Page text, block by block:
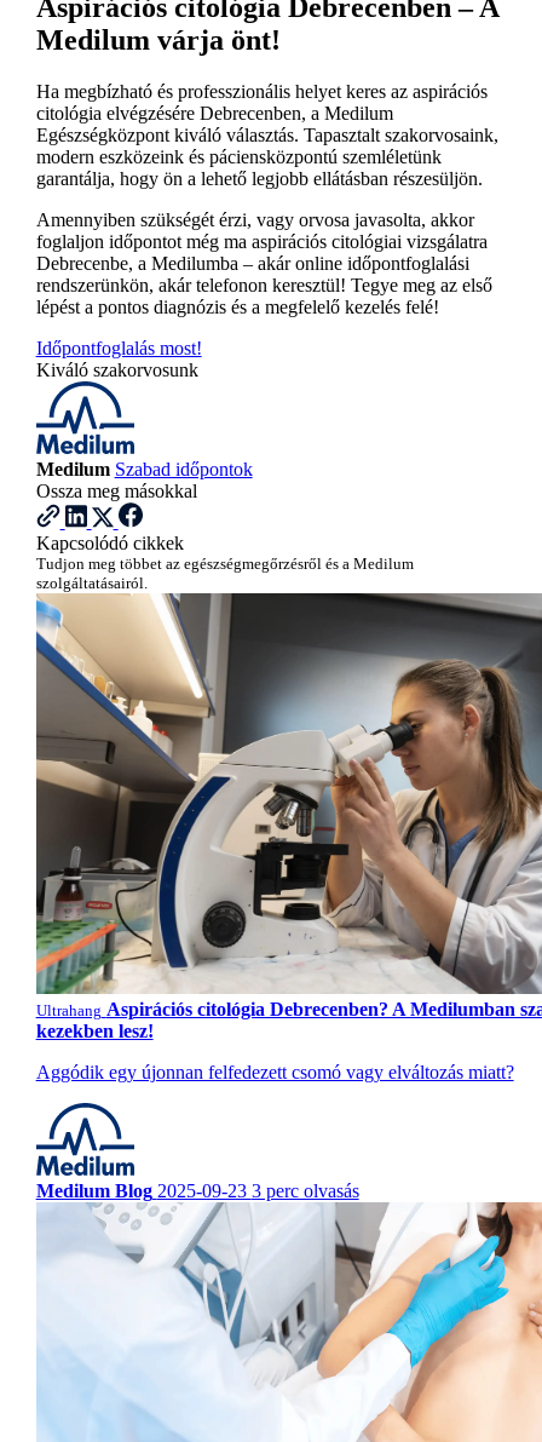
Aspirációs citológia Debrecenben – A
Medilum várja önt!
Ha megbízható és professzionális helyet keres az aspirációs
citológia elvégzésére Debrecenben, a Medilum
Egészségközpont kiváló választás. Tapasztalt szakorvosaink,
modern eszközeink és páciensközpontú szemléletünk
garantálja, hogy ön a lehető legjobb ellátásban részesüljön.
Amennyiben szükségét érzi, vagy orvosa javasolta, akkor
foglaljon időpontot még ma aspirációs citológiai vizsgálatra
Debrecenbe, a Medilumba – akár online időpontfoglalási
rendszerünkön, akár telefonon keresztül! Tegye meg az első
lépést a pontos diagnózis és a megfelelő kezelés felé!
Időpontfoglalás most!
Kiváló szakorvosunk
Medilum Szabad időpontok
Ossza meg másokkal
Kapcsolódó cikkek
Tudjon meg többet az egészségmegőrzésről és a Medilum
szolgáltatásairól.
Ultrahang Aspirációs citológia Debrecenben? A Medilumban
kezekben lesz!
Aggódik egy újonnan felfedezett csomó vagy elváltozás miatt?
Medilum Blog 2025-09-23 3 perc olvasás